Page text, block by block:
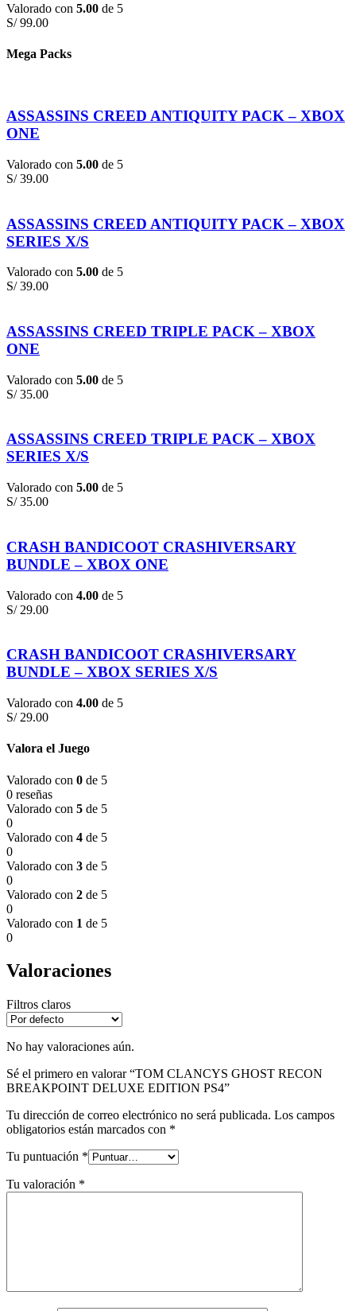
Valorado con 5.00 de 5
S/99.00
Mega Packs
ASSASSINS CREED ANTIQUITY PACK – XBOX
ONE
Valorado con 5.00 de 5
S/39.00
ASSASSINS CREED ANTIQUITY PACK – XBOX
SERIES X/S
Valorado con 5.00 de 5
S/39.00
ASSASSINS CREED TRIPLE PACK – XBOX
ONE
Valorado con 5.00 de 5
S/35.00
ASSASSINS CREED TRIPLE PACK – XBOX
SERIES X/S
Valorado con 5.00 de 5
S/35.00
CRASH BANDICOOT CRASHIVERSARY
BUNDLE – XBOX ONE
Valorado con 4.00 de 5
S/29.00
CRASH BANDICOOT CRASHIVERSARY
BUNDLE – XBOX SERIES X/S
Valorado con 4.00 de 5
S/29.00
Valora el Juego
Valorado con 0 de 5
0 reseñas
Valorado con 5 de 5
0
Valorado con 4 de 5
0
Valorado con 3 de 5
0
Valorado con 2 de 5
0
Valorado con 1 de 5
0
Valoraciones
Filtros claros
No hay valoraciones aún.
Sé el primero en valorar “TOM CLANCYS GHOST RECON
BREAKPOINT DELUXE EDITION PS4”
Tu dirección de correo electrónico no será publicada. Los campos
obligatorios están marcados con *
Tu puntuación *
Tu valoración *